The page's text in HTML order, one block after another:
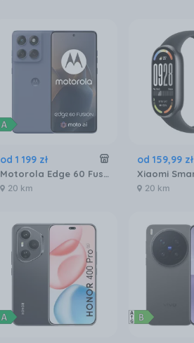
od 1 199 zł
Motorola Edge 60 Fusion 8/256GB Granatowy
20 km
od 159,99 zł
20 km